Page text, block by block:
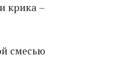
крика –
смесью